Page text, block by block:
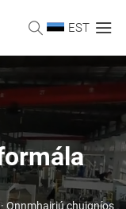
EST
Onnmhairiú chuigníos